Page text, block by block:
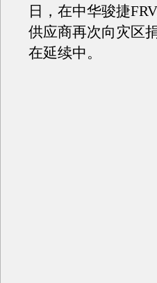
日，在中华骏捷
供应商再次向灾区
在延续中。